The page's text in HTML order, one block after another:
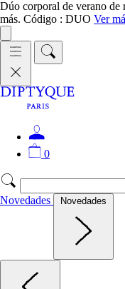
Dúo corporal de verano de
más. Código : DUO Ver
0
Novedades Novedades